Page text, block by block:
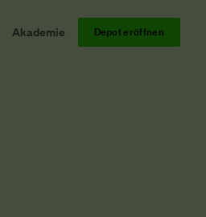
Akademie Depot eröffnen